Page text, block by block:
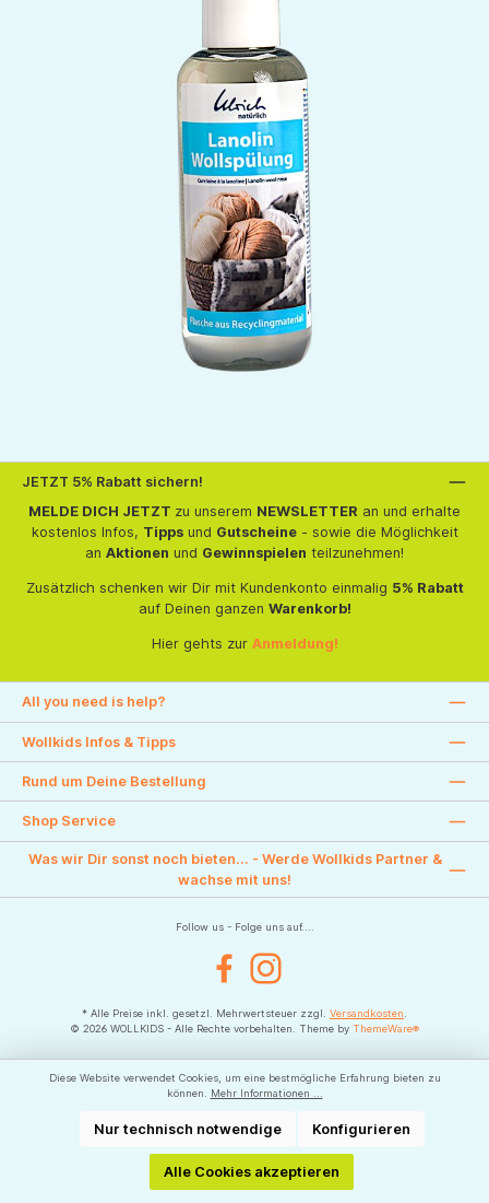
JETZT 5% Rabatt sichern!
MELDE DICH JETZT zu unserem NEWSLETTER an und erhalte
kostenlos Infos, Tippsund Gutscheine- sowie die Möglichkeit
an Aktionen und Gewinnspielen teilzunehmen!
Zusätzlich schenken wir Dir mit Kundenkonto einmalig 5% Rabatt
auf Deinen ganzen Warenkorb!
Hier gehts zur Anmeldung!
All you need is help?
Wollkids Infos & Tipps
Rund um Deine Bestellung
Shop Service
Was wir Dir sonst noch bieten... - Werde Wollkids Partner &
wachse mit uns!
Follow us - Folge uns auf....
FacebookInstagram
* Alle Preise inkl. gesetzl. Mehrwertsteuer zzgl. Versandkosten
© 2026 WOLLKIDS - Alle Rechte vorbehalten. Theme by ThemeWare®
Diese Website verwendet Cookies, um eine bestmögliche Erfahrung bieten zu
können.
Mehr Informationen ...
Nur technisch notwendige Konfigurieren
Alle Cookies akzeptieren